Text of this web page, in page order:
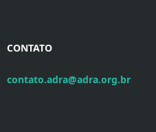
CONTATO
contato.adra@adra.org.br